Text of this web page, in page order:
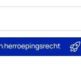
herroepingsrecht